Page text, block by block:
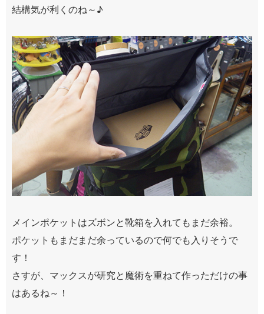
結構気が利くのね～♪
メインポケットはズボンと靴箱を入れてもまだ余裕。
ポケットもまだまだ余っているので何でも入りそうで
す！
さすが、マックスが研究と魔術を重ねて作っただけの事
はあるね～！